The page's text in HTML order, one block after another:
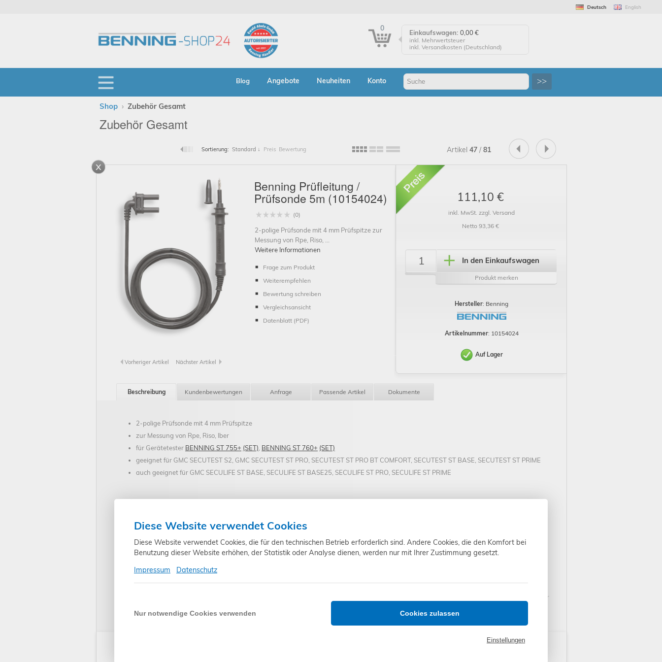
Deutsch English
Einkaufswagen: 0,00 €
inkl. Mehrwertsteuer
inkl. Versandkosten (Deutschland)
Zur Kasse
Auf Wiedersehen!
0
>>
Konto
Neuheiten
Angebote
Blog
Schließen
Shop › Zubehör Gesamt
Zubehör Gesamt
Sortierung: Standard ↓ Preis Bewertung Artikel 47 / 81
Vorheriger Artikel Nächster Artikel
Benning Prüfleitung /
Prüfsonde 5m (10154024)
(0)
2-polige Prüfsonde mit 4 mm Prüfspitze zur
Messung von Rpe, Riso, ...
Weitere Informationen
Frage zum Produkt
Weiterempfehlen
Bewertung schreiben
Vergleichsansicht
Datenblatt (PDF)
111,10 €
inkl. MwSt. zzgl. Versand
Netto 93,36 €
In den Einkaufswagen
Produkt merken
Hersteller: Benning
Artikelnummer: 10154024
Auf Lager
Beschreibung Kundenbewertungen Anfrage Passende Artikel Dokumente
2-polige Prüfsonde mit 4 mm Prüfspitze
zur Messung von Rpe, Riso, Iber
für Gerätetester BENNING ST 755+ (SET), BENNING ST 760+ (SET)
geeignet für GMC SECUTEST S2, GMC SECUTEST ST PRO, SECUTEST ST PRO BT COMFORT, SECUTEST ST BASE, SECUTEST ST PRIME
auch geeignet für GMC SECULIFE ST BASE, SECULIFE ST BASE25, SECULIFE ST PRO, SECULIFE ST PRIME
Technische Änderungen, Modell- und Farbabweichungen, Irrtümer und Liefermöglichkeiten vorbehalten. Für Druck-/Schreibfehler übernehmen wir
keine Haftung.
x
Diese Website verwendet Cookies
Diese Website verwendet Cookies, die für den technischen Betrieb erforderlich sind. Andere Cookies, die den Komfort bei
Benutzung dieser Website erhöhen, der Statistik oder Analyse dienen, werden nur mit Ihrer Zustimmung gesetzt.
Impressum
Datenschutz
Nur notwendige Cookies verwenden Cookies zulassen
Einstellungen